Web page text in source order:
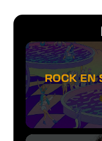
ROCK EN